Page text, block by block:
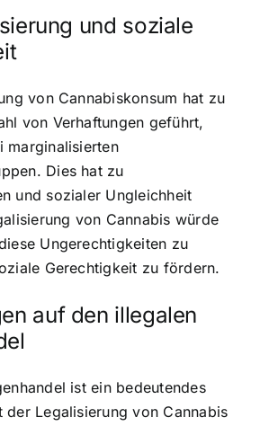
und soziale
von Cannabiskonsum hat zu
von Verhaftungen geführt,
marginalisierten
Dies hat zu
und sozialer Ungleichheit
von Cannabis würde
Ungerechtigkeiten zu
Gerechtigkeit zu fördern.
auf den illegalen
ist ein bedeutendes
der Legalisierung von Cannabis